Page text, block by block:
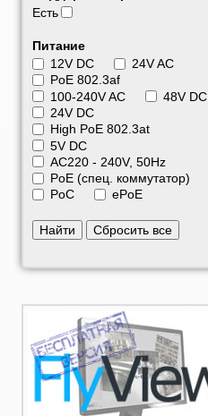
Есть
Питание
12V DC
24V AC
PoE 802.3af
100-240V AC
48V DC
24V DC
High PoE 802.3at
5V DC
АС220 - 240V, 50Hz
PoE (спец. коммутатор)
PoC
ePoE
Найти Сбросить все